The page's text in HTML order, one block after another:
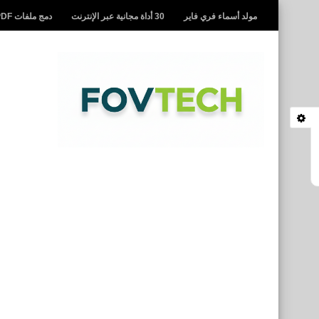
مولد أسماء فري فاير 30 أداة مجانية عبر الإنترنت دمج ملفات PDF